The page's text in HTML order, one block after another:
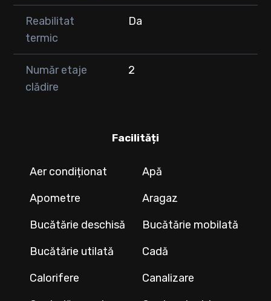
Reabilitat
termic
Da
Număr etaje
clădire
2
Facilități
Aer condiționat
Apă
Apometre
Aragaz
Bucătărie deschisă
Bucătărie mobilată
Bucătărie utilată
Cadă
Calorifere
Canalizare